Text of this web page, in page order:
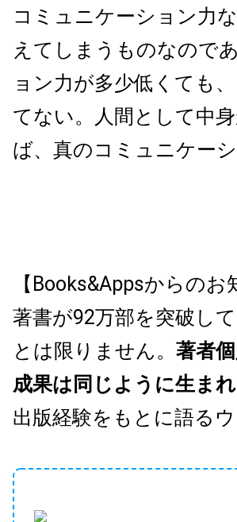
コミュニケーション力
えてしまうものなので
ョン力が多少低くても
てない。人間として中
ば、真のコミュニケー
【Books&Appsからのお
著書が92万部を突破し
とは限りません。 著者
成果は同じように生ま
出版経験をもとに語る